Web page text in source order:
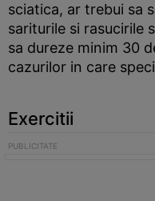
sciatica, ar trebui sa
sariturile si rasucirile
sa dureze minim 30
cazurilor in care
Exercitii